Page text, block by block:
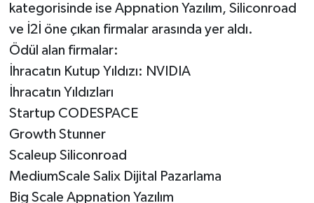
kategorisinde ise Appnation Yazılım, Siliconroad
ve İ2İ öne çıkan firmalar arasında yer aldı.
Ödül alan firmalar:
İhracatın Kutup Yıldızı: NVIDIA
İhracatın Yıldızları
Startup CODESPACE
Growth Stunner
Scaleup Siliconroad
MediumScale Salix Dijital Pazarlama
Big Scale Appnation Yazılım